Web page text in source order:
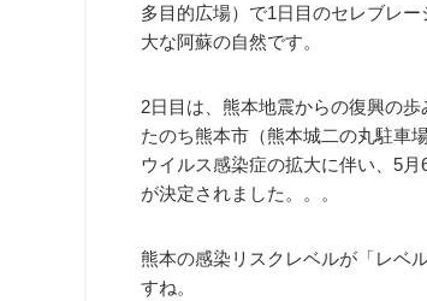
多目的広場）で1日目のセレブレ
大な阿蘇の自然です。
2日目は、熊本地震からの復興の
たのち熊本市（熊本城二の丸駐車
ウイルス感染症の拡大に伴い、5
が決定されました。。。
熊本の感染リスクレベルが「レベ
すね。